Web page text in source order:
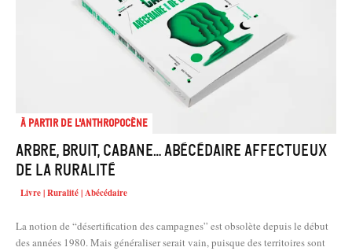
À partir de l'anthropocène
Arbre, Bruit, Cabane… Abécédaire affectueux
de la ruralité
Livre | Ruralité | Abécédaire
La notion de “désertification des campagnes” est obsolète depuis le début
des années 1980. Mais généraliser serait vain, puisque des territoires sont